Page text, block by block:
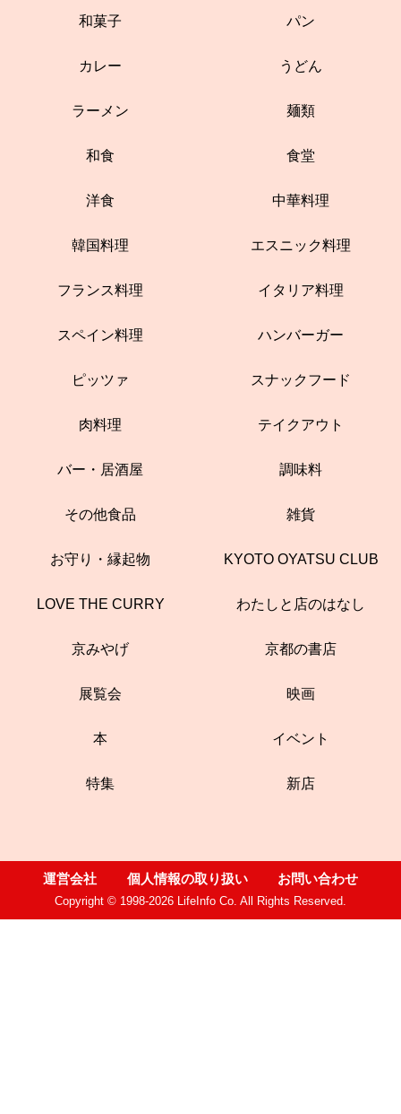
和菓子 パン
カレー うどん
ラーメン 麺類
和食 食堂
洋食 中華料理
韓国料理 エスニック料理
フランス料理 イタリア料理
スペイン料理 ハンバーガー
ピッツァ スナックフード
肉料理 テイクアウト
バー・居酒屋 調味料
その他食品 雑貨
お守り・縁起物 KYOTO OYATSU CLUB
LOVE THE CURRY わたしと店のはなし
京みやげ 京都の書店
展覧会 映画
本 イベント
特集 新店
運営会社 個人情報の取り扱い お問い合わせ
Copyright © 1998-2026 LifeInfo Co. All Rights Reserved.